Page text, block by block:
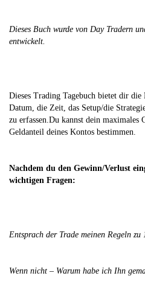
Dieses Buch wurde von Day Tradern
entwickelt.
Dieses Trading Tagebuch bietet dir
Datum, die Zeit, das Setup/die
zu erfassen.Du kannst dein maximales
Geldanteil deines Kontos bestimmen.
Nachdem du den Gewinn/Verlust
wichtigen Fragen:
Entsprach der Trade meinen Regeln zu
Wenn nicht – Warum habe ich Ihn